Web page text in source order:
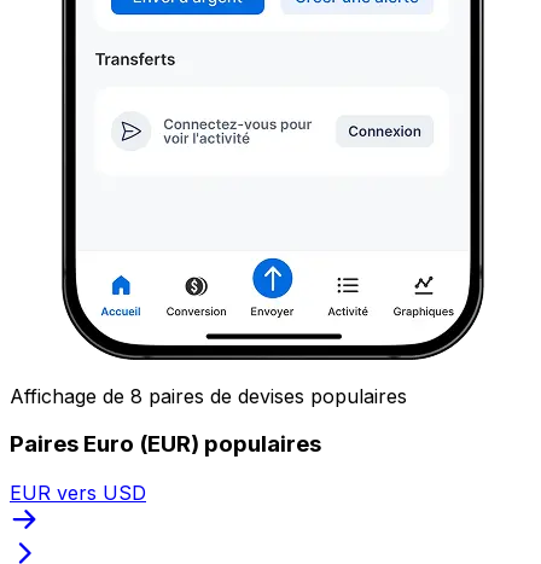
Affichage de 8 paires de devises populaires
Paires Euro (EUR) populaires
EUR vers USD